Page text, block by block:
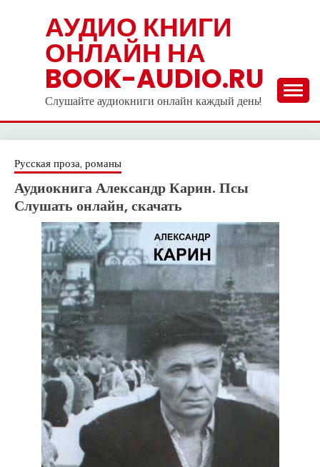
АУДИО КНИГИ
ОНЛАЙН НА
BOOK-AUDIO.RU
Слушайте аудиокниги онлайн каждый день!
Русская проза, романы
Аудиокнига Александр Карин. Псы
Слушать онлайн, скачать